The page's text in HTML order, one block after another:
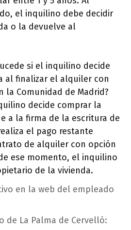
el inquilino debe decidir
o la devuelve al
si el inquilino decide
al finalizar el alquiler con
la Comunidad de Madrid?
decide comprar la
a la firma de la escritura de
el pago restante
de alquiler con opción
ese momento, el inquilino
de la vivienda.
en la web del empleado
de La Palma de Cervelló: